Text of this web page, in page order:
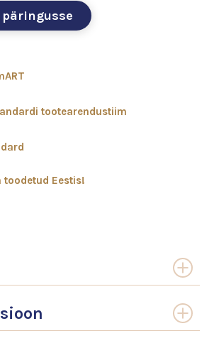
päringusse
tootearendustiim
toodetud Eestis!